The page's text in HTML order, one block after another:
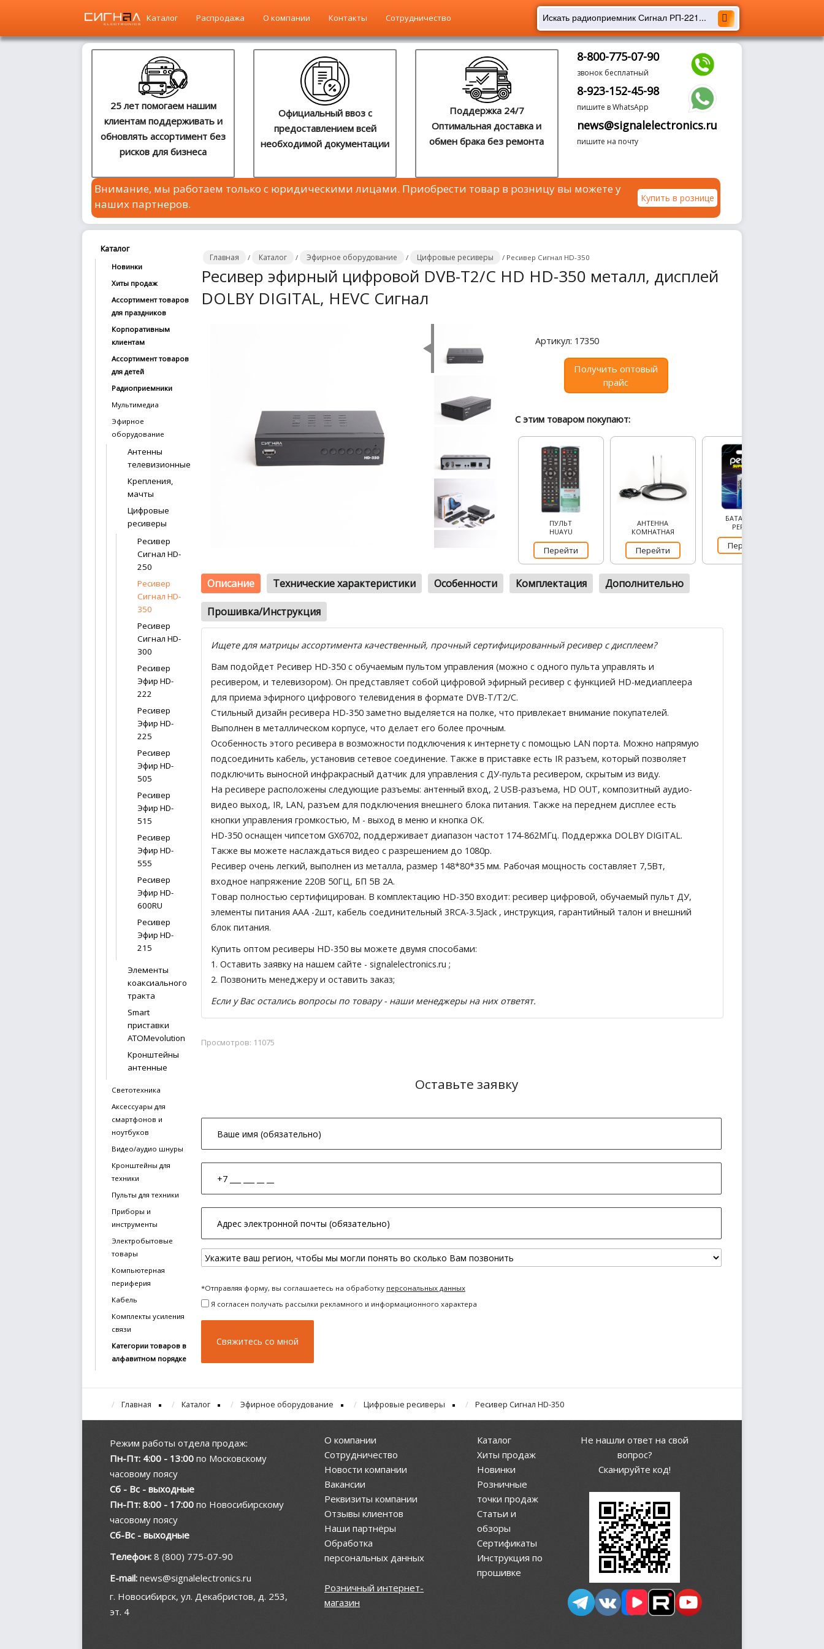
Сотрудничество
Каталог Распродажа О компании Контакты Сотрудничество
25 лет помогаем нашим
клиентам поддерживать и
обновлять ассортимент без
рисков для бизнеса
Официальный ввоз с
предоставлением всей
необходимой документации
Поддержка 24/7
Оптимальная доставка и
обмен брака без ремонта
8-800-775-07-90
звонок бесплатный
8-923-152-45-98
пишите в WhatsApp
news@signalelectronics.ru
пишите на почту
Внимание, мы работаем только с юридическими лицами. Приобрести товар в розницу вы можете у
наших партнеров.
Купить в рознице
Главная / Каталог / Эфирное оборудование / Цифровые ресиверы / Ресивер Сигнал HD-350
Ресивер эфирный цифровой DVB-T2/C HD HD-350 металл, дисплей
DOLBY DIGITAL, HEVC Сигнал
Артикул: 17350
Получить оптовый
прайс
С этим товаром покупают:
ПУЛЬТ
HUAYU
Перейти
АНТЕННА
КОМНАТНАЯ
Перейти
БАТАРЕЙКИ
PERFEO
Перейти
Описание Технические характеристики Особенности Комплектация Дополнительно
Прошивка/Инструкция
Ищете для матрицы ассортимента качественный, прочный сертифицированный ресивер с дисплеем?
Вам подойдет Ресивер HD-350 с обучаемым пультом управления (можно с одного пульта управлять и
ресивером, и телевизором). Он представляет собой цифровой эфирный ресивер с функцией HD-медиаплеера
для приема эфирного цифрового телевидения в формате DVB-T/T2/C.
Стильный дизайн ресивера HD-350 заметно выделяется на полке, что привлекает внимание покупателей.
Выполнен в металлическом корпусе, что делает его более прочным.
Особенность этого ресивера в возможности подключения к интернету с помощью LAN порта. Можно напрямую
подсоединить кабель, установив сетевое соединение. Также в приставке есть IR разъем, который позволяет
подключить выносной инфракрасный датчик для управления с ДУ-пульта ресивером, скрытым из виду.
На ресивере расположены следующие разъемы: антенный вход, 2 USB-разъема, HD OUT, композитный аудио-
видео выход, IR, LAN, разъем для подключения внешнего блока питания. Также на переднем дисплее есть
кнопки управления громкостью, М - выход в меню и кнопка ОК.
HD-350 оснащен чипсетом GX6702, поддерживает диапазон частот 174-862МГц. Поддержка DOLBY DIGITAL.
Также вы можете наслаждаться видео с разрешением до 1080p.
Ресивер очень легкий, выполнен из металла, размер 148*80*35 мм. Рабочая мощность составляет 7,5Вт,
входное напряжение 220В 50ГЦ, БП 5В 2А.
Товар полностью сертифицирован. В комплектацию HD-350 входит: ресивер цифровой, обучаемый пульт ДУ,
элементы питания ААА -2шт, кабель соединительный 3RCA-3.5Jack , инструкция, гарантийный талон и внешний
блок питания.
Купить оптом ресиверы HD-350 вы можете двумя способами:
1. Оставить заявку на нашем сайте - signalelectronics.ru ;
2. Позвонить менеджеру и оставить заказ;
Если у Вас остались вопросы по товару - наши менеджеры на них ответят.
Просмотров: 11075
Оставьте заявку
*Отправляя форму, вы соглашаетесь на обработку персональных данных
Я согласен получать рассылки рекламного и информационного характера
Каталог
Новинки
Хиты продаж
Ассортимент товаров
для праздников
Корпоративным
клиентам
Ассортимент товаров
для детей
Радиоприемники
Мультимедиа
Эфирное
оборудование
Антенны
телевизионные
Крепления,
мачты
Цифровые
ресиверы
Ресивер
Сигнал HD-
250
Ресивер
Сигнал HD-
350
Ресивер
Сигнал HD-
300
Ресивер
Эфир HD-
222
Ресивер
Эфир HD-
225
Ресивер
Эфир HD-
505
Ресивер
Эфир HD-
515
Ресивер
Эфир HD-
555
Ресивер
Эфир HD-
600RU
Ресивер
Эфир HD-
215
Элементы
коаксиального
тракта
Smart
приставки
ATOMevolution
Кронштейны
антенные
Светотехника
Аксессуары для
смартфонов и
ноутбуков
Видео/аудио шнуры
Кронштейны для
техники
Пульты для техники
Приборы и
инструменты
Электробытовые
товары
Компьютерная
периферия
Кабель
Комплекты усиления
связи
Категории товаров в
алфавитном порядке
Главная Каталог Эфирное оборудование Цифровые ресиверы Ресивер Сигнал HD-350
Режим работы отдела продаж:
Пн-Пт: 4:00 - 13:00 по Московскому
часовому поясу
Сб - Вс - выходные
Пн-Пт: 8:00 - 17:00 по Новосибирскому
часовому поясу
Сб-Вс - выходные
Телефон: 8 (800) 775-07-90
E-mail: news@signalelectronics.ru
г. Новосибирск, ул. Декабристов, д. 253,
эт. 4
О компании
Сотрудничество
Новости компании
Вакансии
Реквизиты компании
Отзывы клиентов
Наши партнёры
Обработка
персональных данных
Розничный интернет-
магазин
Каталог
Хиты продаж
Новинки
Розничные
точки продаж
Статьи и
обзоры
Сертификаты
Инструкция по
прошивке
Не нашли ответ на свой
вопрос?
Сканируйте код!